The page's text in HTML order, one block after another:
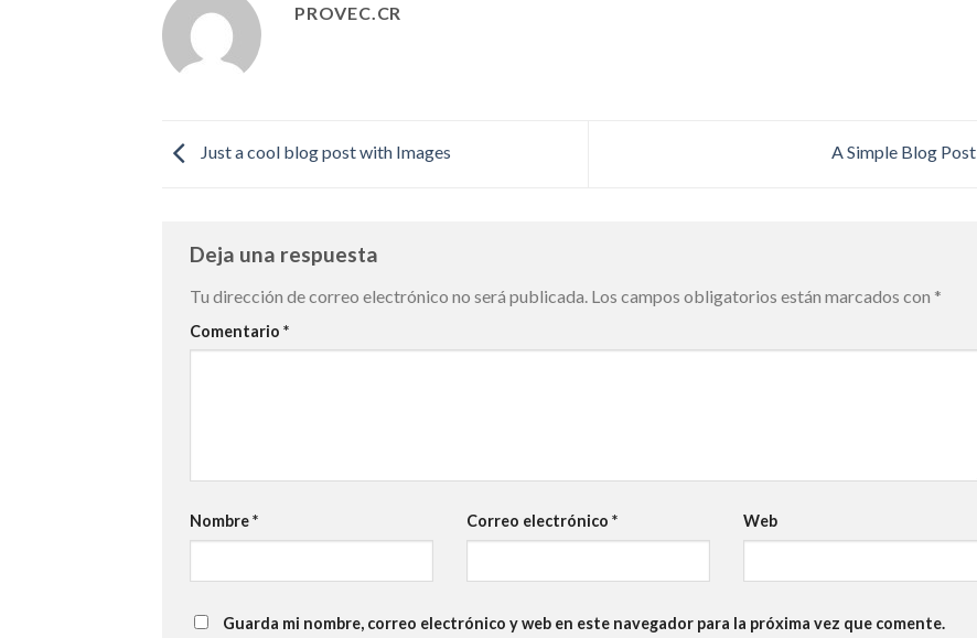
PROVEC.CR
Just a cool blog post with Images A Simple Blog Post
Deja una respuesta
Tu dirección de correo electrónico no será publicada. Los campos obligatorios están marcados con *
Comentario *
Nombre* Correo electrónico * Web
Guarda mi nombre, correo electrónico y web en este navegador para la próxima vez que comente.